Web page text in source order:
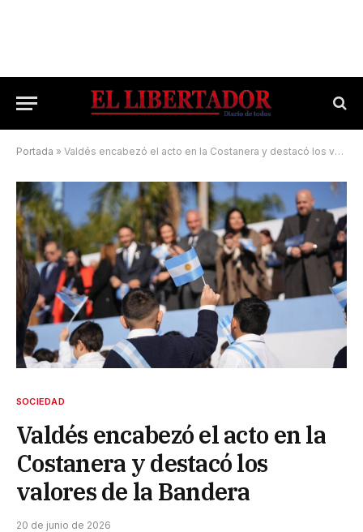
Portada » Valdés encabezó el acto en la Costanera y destacó los valores de la Bandera
SOCIEDAD
Valdés encabezó el acto en la
Costanera y destacó los
valores de la Bandera
20 de junio de 2026